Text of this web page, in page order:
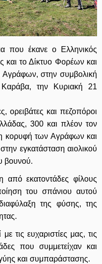
που έκανε ο Ελληνικός
και το Δίκτυο Φορέων και
Αγράφων, στην συμβολική
Καράβα, την Κυριακή 21
ορειβάτες και πεζοπόροι
300 και πλέον τον
κορυφή των Αγράφων και
εγκατάσταση αιολικού
βουνού.
από εκατοντάδες φίλους
του σπάνιου αυτού
της φύσης, της
τις ευχαριστίες μας, τις
που συμμετείχαν και
και συμπαράστασης.